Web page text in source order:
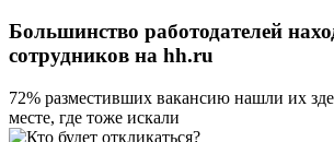
Большинство работодателей
сотрудников на hh.ru
72% разместивших вакансию нашли их
месте, где тоже искали